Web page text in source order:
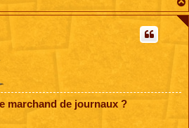
marchand de journaux ?